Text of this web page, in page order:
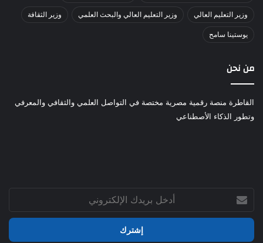
وزير التعليم العالي وزير التعليم العالي والبحث العلمي وزير الثقافة
يوستينا سامح
من نحن
القاطرة منصة رقمية مصرية مختصة في التواصل العلمي والثقافي والمعرفي
وتطور الذكاء الأصطناعي
بريدك
الإلكتروني